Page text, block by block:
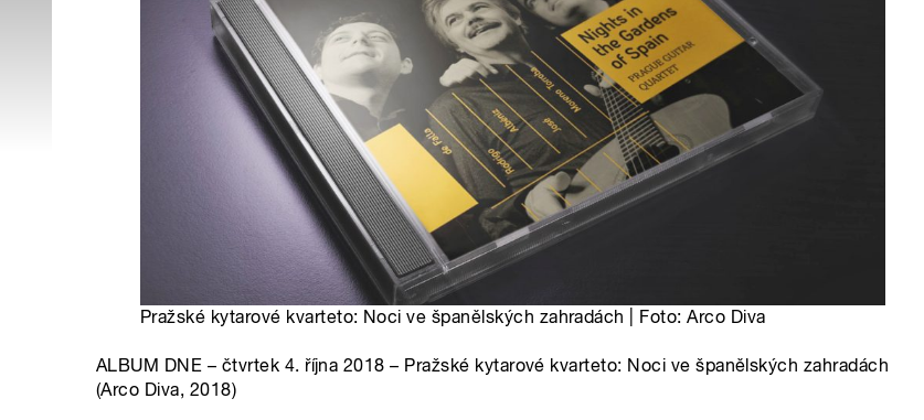
Pražské kytarové kvarteto: Noci ve španělských zahradách | Foto: Arco Diva
ALBUM DNE – čtvrtek 4. října 2018 – Pražské kytarové kvarteto: Noci ve španělských zahradách
(Arco Diva, 2018)